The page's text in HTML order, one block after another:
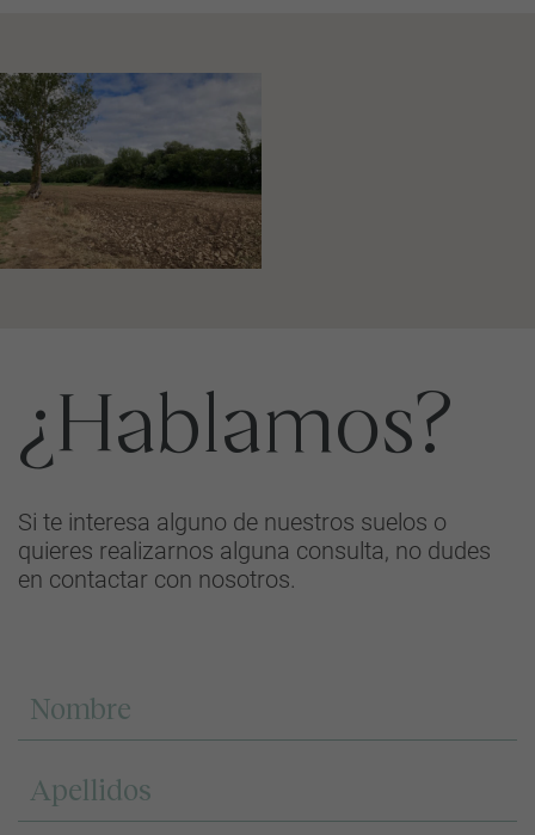
¿Hablamos?
Si te interesa alguno de nuestros suelos o
quieres realizarnos alguna consulta, no dudes
en contactar con nosotros.